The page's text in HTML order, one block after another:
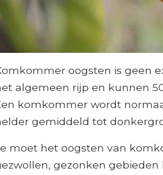
oogsten is geen
algemeen rijp en kunnen
komkommer wordt
gemiddeld tot
moet het oogsten van
gezonken